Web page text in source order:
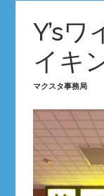
Y’s
イキ
マクスタ事務局